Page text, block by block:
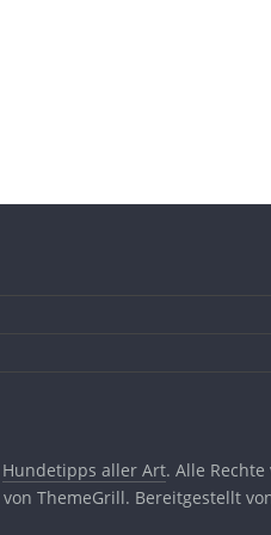
Hundetipps aller Art. Alle
von ThemeGrill. Bereitgestellt